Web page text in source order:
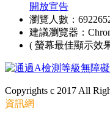
開放宣告
瀏覽人數：
建議瀏覽器：
( 螢幕最佳顯示效
Copyrights c 2017 All
資訊網